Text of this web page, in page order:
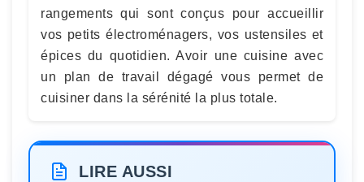
rangements qui sont conçus pour accueillir
vos petits électroménagers, vos ustensiles et
épices du quotidien. Avoir une cuisine avec
un plan de travail dégagé vous permet de
cuisiner dans la sérénité la plus totale.
LIRE AUSSI